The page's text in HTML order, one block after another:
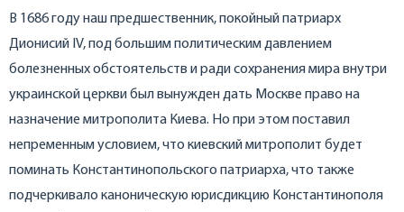
В 1686 году наш предшественник, покойный патриарх
Дионисий IV, под большим политическим давлением
болезненных обстоятельств и ради сохранения мира внутри
украинской церкви был вынужден дать Москве право на
назначение митрополита Киева. Но при этом поставил
непременным условием, что киевский митрополит будет
поминать Константинопольского патриарха, что также
подчеркивало каноническую юрисдикцию Константинополя